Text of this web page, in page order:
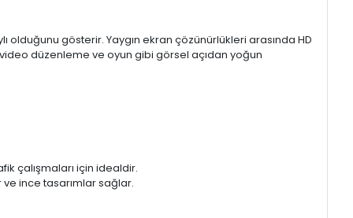
olduğunu gösterir. Yaygın ekran çözünürlükleri arasında HD
video düzenleme ve oyun gibi görsel açıdan yoğun
çalışmaları için idealdir.
ince tasarımlar sağlar.